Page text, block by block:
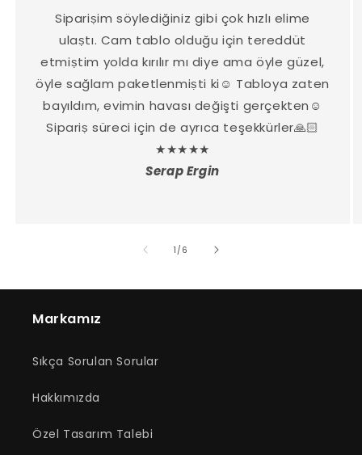
Sipariṣim söylediğiniz gibi çok hızlı elime
ulaṣtı. Cam tablo olduğu için tereddüt
etmiṣtim yolda kırılır mı diye ama öyle güzel,
öyle sağlam paketlenmiṣti ki☺️ Tabloya zaten
bayıldım, evimin havası değişti gerçekten☺️
Sipariṣ süreci için de ayrıca teşekkürler🙏🏻
★★★★★
Serap Ergin
1 //6
Markamız
Sıkça Sorulan Sorular
Hakkımızda
Özel Tasarım Talebi